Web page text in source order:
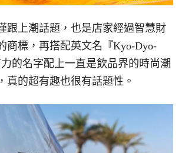
跟上潮話題，也是店家經過智慧財
商標，再搭配英文名『Kyo-Dyo-
的名字配上一直是飲品界的時尚潮
真的超有趣也很有話題性。